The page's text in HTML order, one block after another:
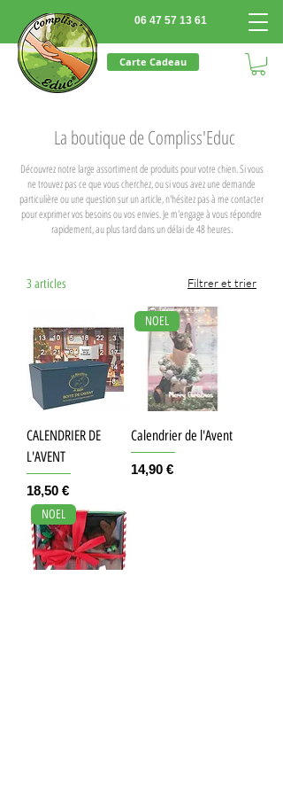
06 47 57 13 61
Carte Cadeau
La boutique de Compliss'Educ
Découvrez notre large assortiment de produits pour votre chien. Si vous
ne trouvez pas ce que vous cherchez, ou si vous avez une demande
particulière ou une question sur un article, n'hésitez pas à me contacter
pour exprimer vos besoins ou vos envies. Je m'engage à vous répondre
rapidement, au plus tard dans un délai de 48 heures.
3 articles Filtrer et trier
CALENDRIER DE
L'AVENT
Prix
18,50 €
NOEL
Calendrier de l'Avent
Prix
14,90 €
NOEL